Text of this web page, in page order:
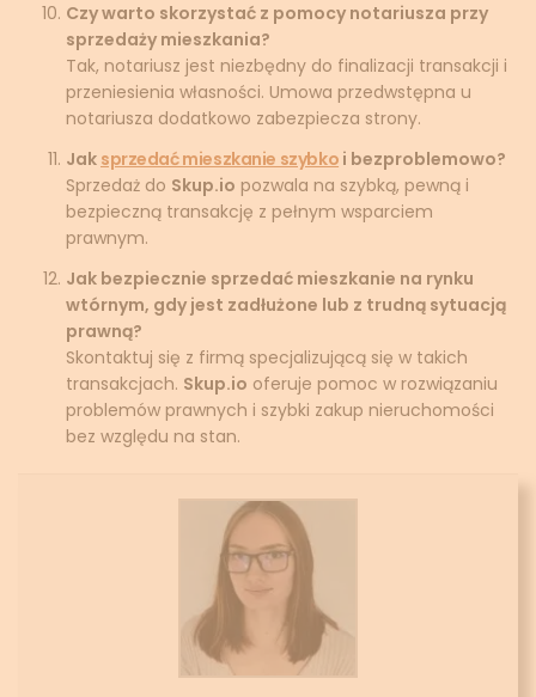
Czy warto skorzystać z pomocy notariusza przy
sprzedaży mieszkania?
Tak, notariusz jest niezbędny do finalizacji transakcji i
przeniesienia własności. Umowa przedwstępna u
notariusza dodatkowo zabezpiecza strony.
Jak sprzedać mieszkanie szybko i bezproblemowo?
Sprzedaż do Skup.io pozwala na szybką, pewną i
bezpieczną transakcję z pełnym wsparciem
prawnym.
Jak bezpiecznie sprzedać mieszkanie na rynku
wtórnym, gdy jest zadłużone lub z trudną sytuacją
prawną?
Skontaktuj się z firmą specjalizującą się w takich
transakcjach. Skup.io oferuje pomoc w rozwiązaniu
problemów prawnych i szybki zakup nieruchomości
bez względu na stan.